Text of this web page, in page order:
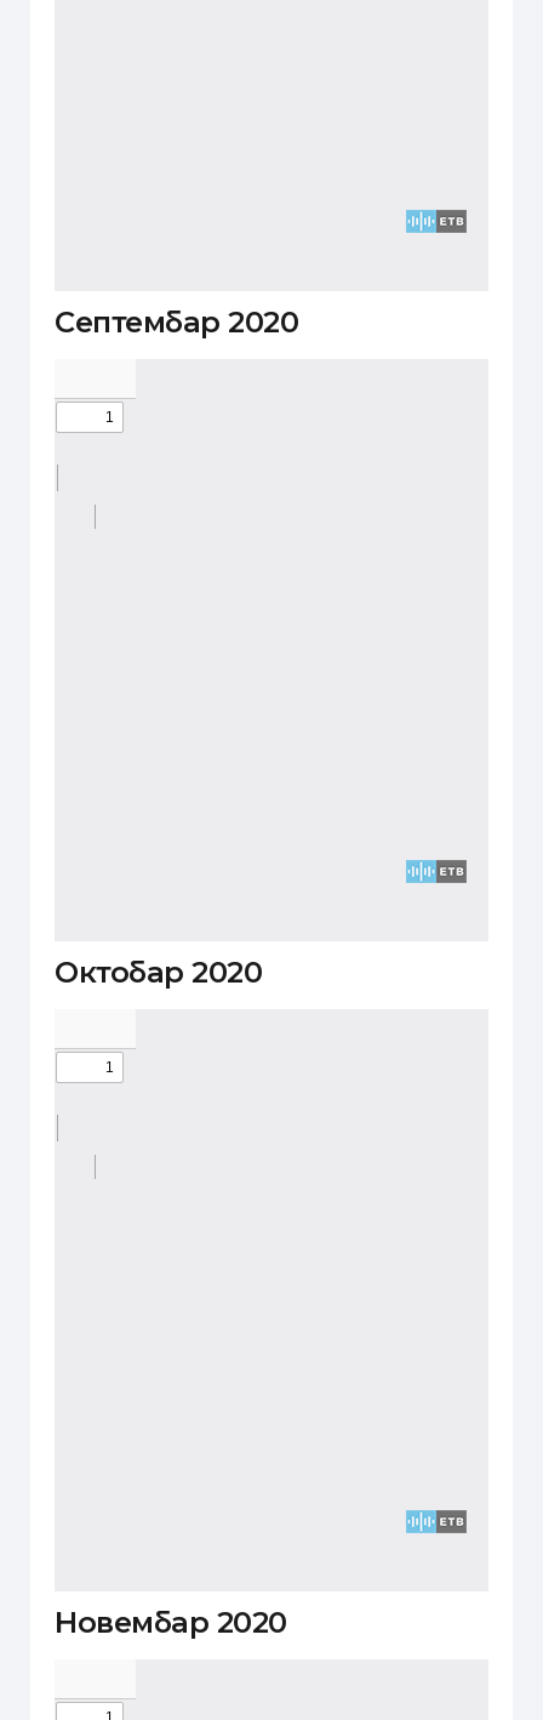
Септембар 2020
Октобар 2020
Новембар 2020